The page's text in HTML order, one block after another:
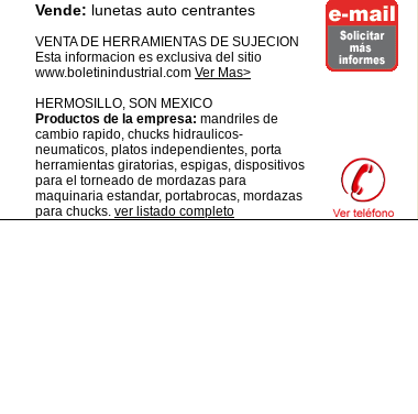
Vende: lunetas auto centrantes
VENTA DE HERRAMIENTAS DE SUJECION
Esta informacion es exclusiva del sitio
www.boletinindustrial.com Ver Mas>
HERMOSILLO, SON MEXICO
Productos de la empresa: mandriles de
cambio rapido, chucks hidraulicos-
neumaticos, platos independientes, porta
herramientas giratorias, espigas, dispositivos
para el torneado de mordazas para
maquinaria estandar, portabrocas, mordazas
para chucks. ver listado completo